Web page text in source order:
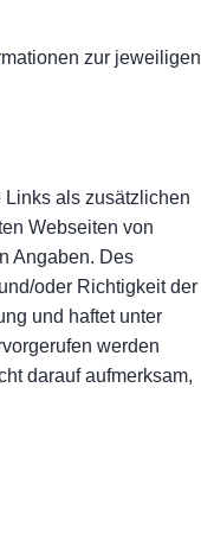
zur jeweiligen
als zusätzlichen
Webseiten von
Angaben. Des
oder Richtigkeit der
und haftet unter
werden
darauf aufmerksam,